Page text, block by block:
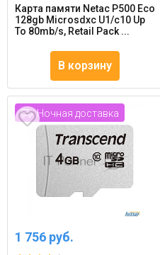
Карта памяти Netac P500 Eco
128gb Microsdxc U1/c10 Up
To 80mb/s, Retail Pack ...
В корзину
Ночная доставка
1 756 руб.